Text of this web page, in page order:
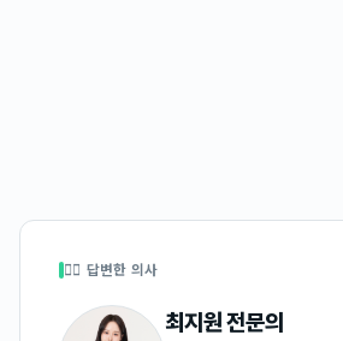
👩‍⚕️ 답변한 의사
최지원전문의